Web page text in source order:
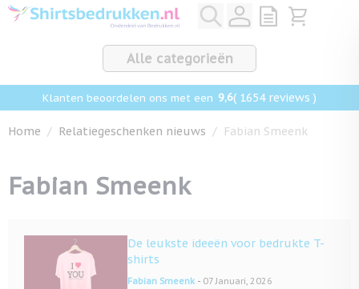
Ga naar de inhoud View quote,
Bekijk
Alle categorieën
Klanten beoordelen ons met een 9,6( 1654 reviews )
Home / Relatiegeschenken nieuws / Fabian Smeenk
Fabian Smeenk
De leukste ideeën voor bedrukte T-
shirts
Fabian Smeenk - 07 Januari, 2026